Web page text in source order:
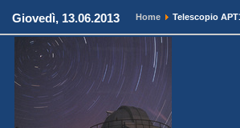
Giovedì, 13.06.2013 Home Telescopio